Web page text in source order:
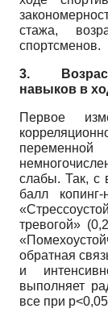
стажа,
спортсменов.
3.
навыков в
Первое
слабы. Так, с
балл
тревогой»
обратная
и
выполняет
все при